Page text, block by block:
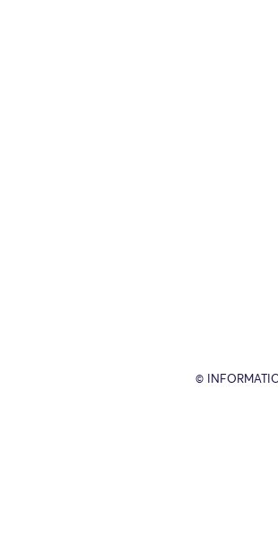
©